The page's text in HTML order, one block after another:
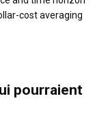
cost averaging
pourraient